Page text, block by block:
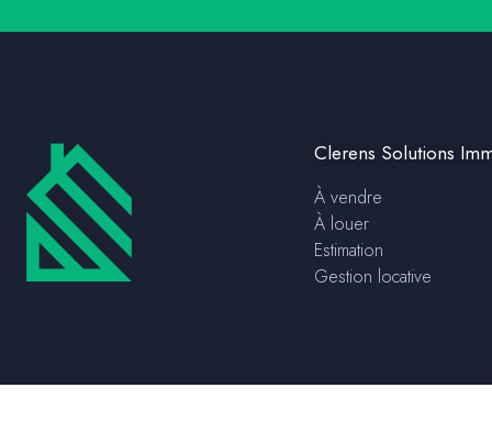
Clerens Solutions
À vendre
À louer
Estimation
Gestion locative